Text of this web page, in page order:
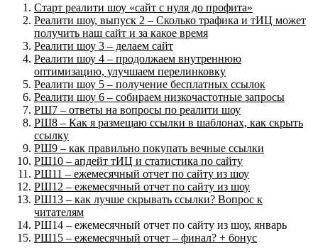
Старт реалити шоу «сайт с нуля до профита»
Реалити шоу, выпуск 2 – Сколько трафика и тИЦ может
получить наш сайт и за какое время
Реалити шоу 3 – делаем сайт
Реалити шоу 4 – продолжаем внутреннюю
оптимизацию, улучшаем перелинковку
Реалити шоу 5 – получение бесплатных ссылок
Реалити шоу 6 – собираем низкочастотные запросы
РШ7 – ответы на вопросы по реалити шоу
РШ8 – Как я размещаю ссылки в шаблонах, как скрыть
ссылку
РШ9 – как правильно покупать вечные ссылки
РШ10 – апдейт тИЦ и статистика по сайту
РШ11 – ежемесячный отчет по сайту из шоу
РШ12 – ежемесячный отчет по сайту из шоу
РШ13 – как лучше скрывать ссылки? Вопрос к
читателям
РШ14 – ежемесячный отчет по сайту из шоу, январь
РШ15 – ежемесячный отчет – финал? + бонус